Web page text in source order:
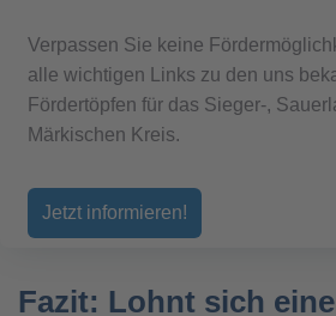
Verpassen Sie keine
alle wichtigen Links zu den uns
Fördertöpfen für das Sieger-,
Märkischen Kreis.
Jetzt informieren!
Fazit: Lohnt sich